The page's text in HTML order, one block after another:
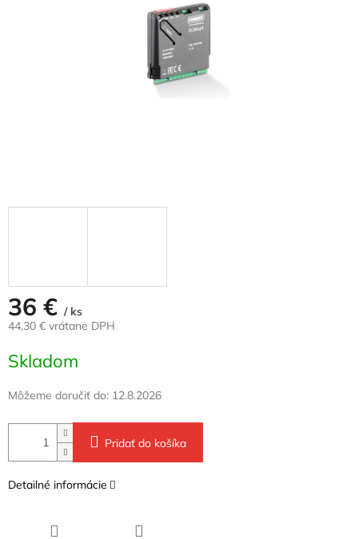
36 € / ks
44,30 € vrátane DPH
cena:
Skladom
Môžeme doručiť do: 12.8.2026
Pridať do košíka
Detailné informácie